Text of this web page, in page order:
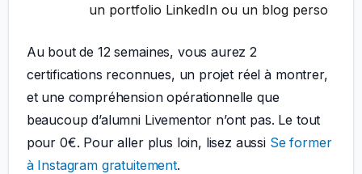
un portfolio LinkedIn ou un blog perso
Au bout de 12 semaines, vous aurez 2
certifications reconnues, un projet réel à montrer,
et une compréhension opérationnelle que
beaucoup d’alumni Livementor n’ont pas. Le tout
pour 0€. Pour aller plus loin, lisez aussi Se former
à Instagram gratuitement.